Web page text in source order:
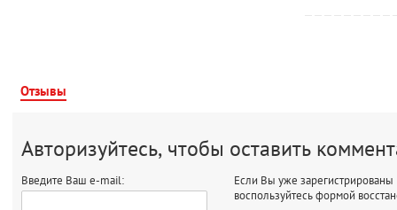
Отзывы
Авторизуйтесь, чтобы оставить
Введите Ваш e-mail:
Если Вы уже
воспользуйтесь формой